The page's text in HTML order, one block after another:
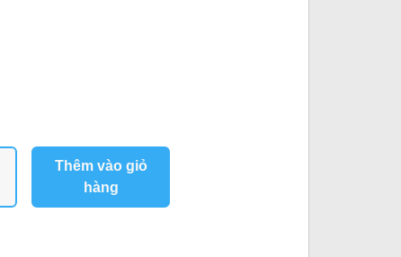
Thêm vào giỏ
hàng